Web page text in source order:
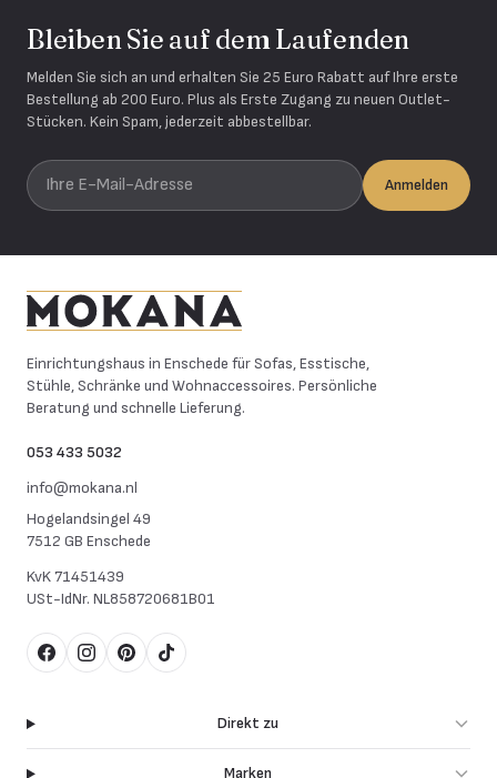
Bleiben Sie auf dem Laufenden
Melden Sie sich an und erhalten Sie 25 Euro Rabatt auf Ihre erste
Bestellung ab 200 Euro. Plus als Erste Zugang zu neuen Outlet-
Stücken. Kein Spam, jederzeit abbestellbar.
Ihre E-Mail-Adresse
Anmelden
Einrichtungshaus in Enschede für Sofas, Esstische,
Stühle, Schränke und Wohnaccessoires. Persönliche
Beratung und schnelle Lieferung.
053 433 5032
info@mokana.nl
Hogelandsingel 49
7512 GB Enschede
KvK71451439
USt-IdNr. NL858720681B01
FacebookInstagram
Pinterest
TikTok
Direkt zu
Marken